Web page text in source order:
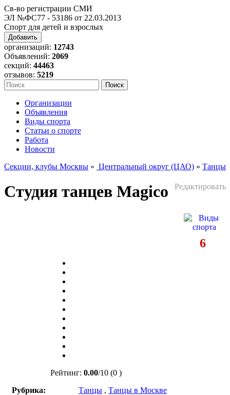
Св-во регистрации СМИ
ЭЛ №ФС77 - 53186 от 22.03.2013
Спорт для детей и взрослых
Добавить
организаций: 12743
Объявлений: 2069
секций: 44463
отзывов: 5219
Организации
Объявления
Виды спорта
Статьи о спорте
Работа
Новости
Секции, клубы Москвы » Центральный округ (ЦАО) » Танцы
Редактировать
Студия танцев Magico
6
Рейтинг: 0.00/10 (0 )
Рубрика:
Танцы , Танцы в Москве